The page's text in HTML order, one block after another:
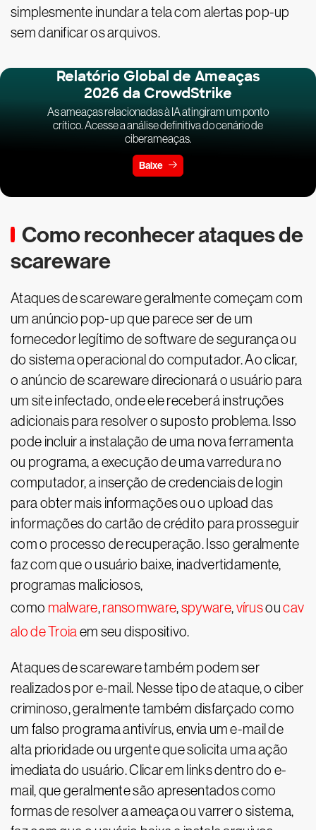
simplesmente inundar a tela com alertas pop-up
sem danificar os arquivos.
Relatório Global de Ameaças
2026 da CrowdStrike
As ameaças relacionadas à IA atingiram um ponto
crítico. Acesse a análise definitiva do cenário de
ciberameaças.
Baixe
Como reconhecer ataques de
scareware
Ataques de scareware geralmente começam com
um anúncio pop-up que parece ser de um
fornecedor legítimo de software de segurança ou
do sistema operacional do computador. Ao clicar,
o anúncio de scareware direcionará o usuário para
um site infectado, onde ele receberá instruções
adicionais para resolver o suposto problema. Isso
pode incluir a instalação de uma nova ferramenta
ou programa, a execução de uma varredura no
computador, a inserção de credenciais de login
para obter mais informações ou o upload das
informações do cartão de crédito para prosseguir
com o processo de recuperação. Isso geralmente
faz com que o usuário baixe, inadvertidamente,
programas maliciosos,
como malware,ransomware,spyware,vírusoucav
alo de Troia em seu dispositivo.
Ataques de scareware também podem ser
realizados por e-mail. Nesse tipo de ataque, o ciber
criminoso, geralmente também disfarçado como
um falso programa antivírus, envia um e-mail de
alta prioridade ou urgente que solicita uma ação
imediata do usuário. Clicar em links dentro do e-
mail, que geralmente são apresentados como
formas de resolver a ameaça ou varrer o sistema,